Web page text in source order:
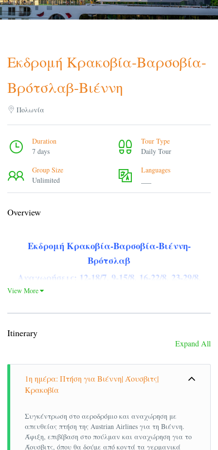
Εκδρομή Κρακοβία-Βαρσοβία-
Βρότσλαβ-Βιέννη
Πολωνία
Duration
7 days
Tour Type
Daily Tour
Group Size
Unlimited
Languages
Overview
Εκδρομή Κρακοβία-Βαρσοβία-Βιέννη-
Βρότσλαβ
Αναχωρήσεις: 12-18/7, 9-15/8, 16-22/8, 23-29/8,
Λίγα λόγια για την Πολωνία:
Η Πολωνία, επίσημα Δημοκρατία της Πολωνίας ,
είναι χώρα της κεντρικής Ευρώπης που συνορεύει
Ουκρανία, τη Λευκορωσία, τη Λιθουανία και τη
Ρωσία (συγκεκριμένα με την επαρχία
Καλίνινγκραντ, η οποία ανήκει στη Ρωσία). Έχει
κατοίκους, με βάση στοιχεία για τον Μάρτιο του
2014. Πρωτεύουσα της Πολωνίας είναι η
View More
Itinerary
Expand All
1η ημέρα: Πτήση για Βιέννη| Άουσβιτς|
Κρακοβία
Συγκέντρωση στο αεροδρόμιο και αναχώρηση με
απευθείας πτήση της Austrian Airlines για τη Βιέννη.
Άφιξη, επιβίβαση στο πούλμαν και αναχώρηση για το
Άουσβιτς, όπου θα δούμε από κοντά τα γερμανικά